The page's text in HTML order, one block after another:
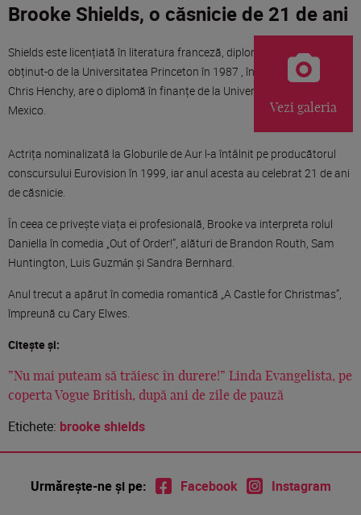
Brooke Shields, o căsnicie de 21 de ani
Shields este licențiată în literatura franceză, diplomă pe care a
obținut-o de la Universitatea Princeton în 1987 , în timp ce soțul ei,
Chris Henchy, are o diplomă în finanțe de la Universitatea din New
Mexico.
Vezi galeria
Actrița nominalizată la Globurile de Aur l-a întâlnit pe producătorul
conscursului Eurovision în 1999, iar anul acesta au celebrat 21 de ani
de căsnicie.
În ceea ce privește viața ei profesională, Brooke va interpreta rolul
Daniella în comedia „Out of Order!”, alături de Brandon Routh, Sam
Huntington, Luis Guzmán și Sandra Bernhard.
Anul trecut a apărut în comedia romantică „A Castle for Christmas”,
împreună cu Cary Elwes.
Citește și:
”Nu mai puteam să trăiesc în durere!” Linda Evangelista, pe
coperta Vogue British, după ani de zile de pauză
Etichete: brooke shields
Urmărește-ne și pe: Facebook Instagram